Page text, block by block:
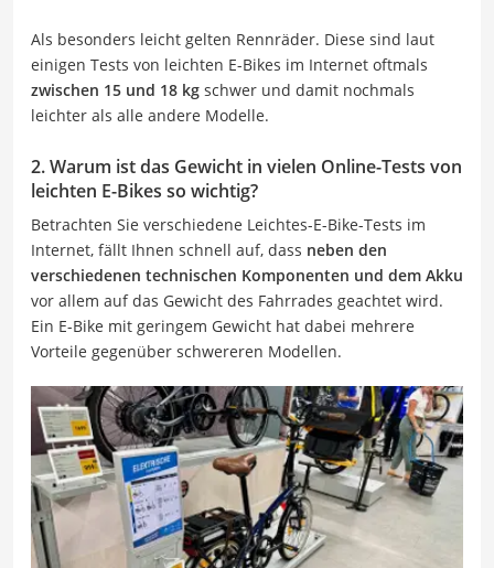
Als besonders leicht gelten Rennräder. Diese sind laut
einigen Tests von leichten E-Bikes im Internet oftmals
zwischen 15 und 18 kg schwer und damit nochmals
leichter als alle andere Modelle.
2. Warum ist das Gewicht in vielen Online-Tests von
leichten E-Bikes so wichtig?
Betrachten Sie verschiedene Leichtes-E-Bike-Tests im
Internet, fällt Ihnen schnell auf, dass neben den
verschiedenen technischen Komponenten und dem Akku
vor allem auf das Gewicht des Fahrrades geachtet wird.
Ein E-Bike mit geringem Gewicht hat dabei mehrere
Vorteile gegenüber schwereren Modellen.